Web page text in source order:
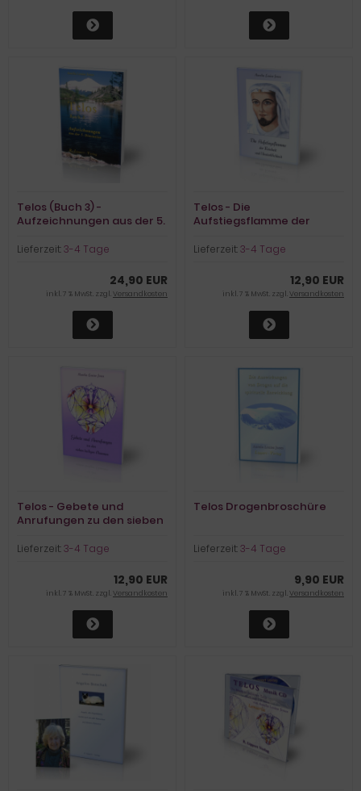
Telos (Buch 3) -
Aufzeichnungen aus der 5.
Lieferzeit:3-4 Tage
24,90 EUR
inkl. 7 % MwSt. zzgl.Versandkosten
Telos - Die
Aufstiegsflamme der
Unsterblichkeit
Lieferzeit:3-4 Tage
12,90 EUR
inkl. 7 % MwSt. zzgl.Versandkosten
Telos - Gebete und
Anrufungen zu den sieben
Lieferzeit:3-4 Tage
12,90 EUR
inkl. 7 % MwSt. zzgl.Versandkosten
Telos Drogenbroschüre
Lieferzeit:3-4 Tage
9,90 EUR
inkl. 7 % MwSt. zzgl.Versandkosten